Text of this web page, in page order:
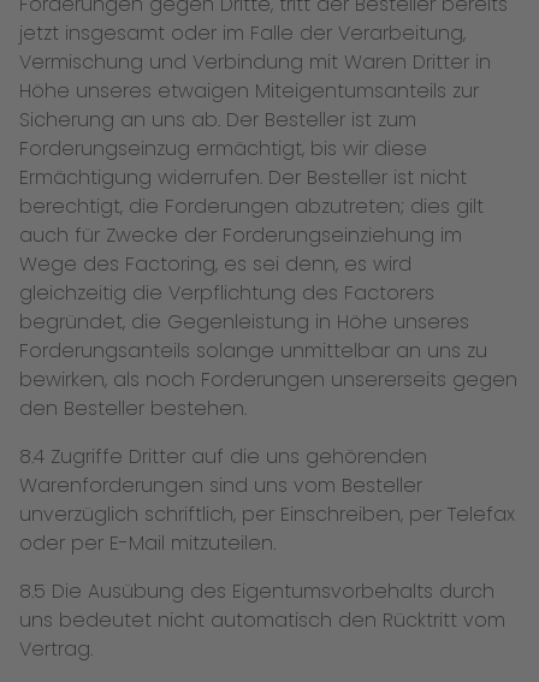
jetzt insgesamt oder im Falle der Verarbeitung,
Vermischung und Verbindung mit Waren Dritter in
Höhe unseres etwaigen Miteigentumsanteils zur
Sicherung an uns ab. Der Besteller ist zum
Forderungseinzug ermächtigt, bis wir diese
Ermächtigung widerrufen. Der Besteller ist nicht
berechtigt, die Forderungen abzutreten; dies gilt
auch für Zwecke der Forderungseinziehung im
Wege des Factoring, es sei denn, es wird
gleichzeitig die Verpflichtung des Factorers
begründet, die Gegenleistung in Höhe unseres
Forderungsanteils solange unmittelbar an uns zu
bewirken, als noch Forderungen unsererseits gegen
den Besteller bestehen.
8.4 Zugriffe Dritter auf die uns gehörenden
Warenforderungen sind uns vom Besteller
unverzüglich schriftlich, per Einschreiben, per Telefax
oder per E-Mail mitzuteilen.
8.5 Die Ausübung des Eigentumsvorbehalts durch
uns bedeutet nicht automatisch den Rücktritt vom
Vertrag.